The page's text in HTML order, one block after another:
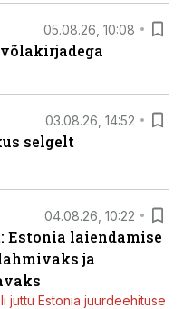
05.08.26, 10:08
03.08.26, 14:52
selgelt
04.08.26, 10:22
Estonia laiendamise
ja
juttu Estonia juurdeehituse